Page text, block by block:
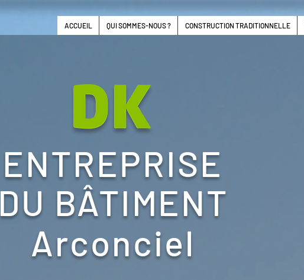
ACCUEIL QUI SOMMES-NOUS ? CONSTRUCTION TRADITIONNELLE
ENTREPRISE
DU BÂTIMENT
Arconciel